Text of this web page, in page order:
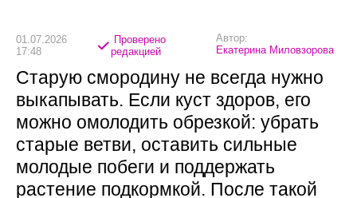
01.07.2026
17:48
Проверено
редакцией
Автор:
Екатерина Миловзорова
Старую смородину не всегда нужно
выкапывать. Если куст здоров, его
можно омолодить обрезкой: убрать
старые ветви, оставить сильные
молодые побеги и поддержать
растение подкормкой. После такой